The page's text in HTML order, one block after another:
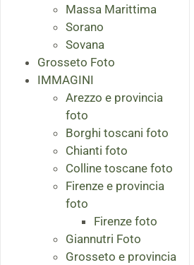
Massa Marittima
Sorano
Sovana
Grosseto Foto
IMMAGINI
Arezzo e provincia
foto
Borghi toscani foto
Chianti foto
Colline toscane foto
Firenze e provincia
foto
Firenze foto
Giannutri Foto
Grosseto e provincia